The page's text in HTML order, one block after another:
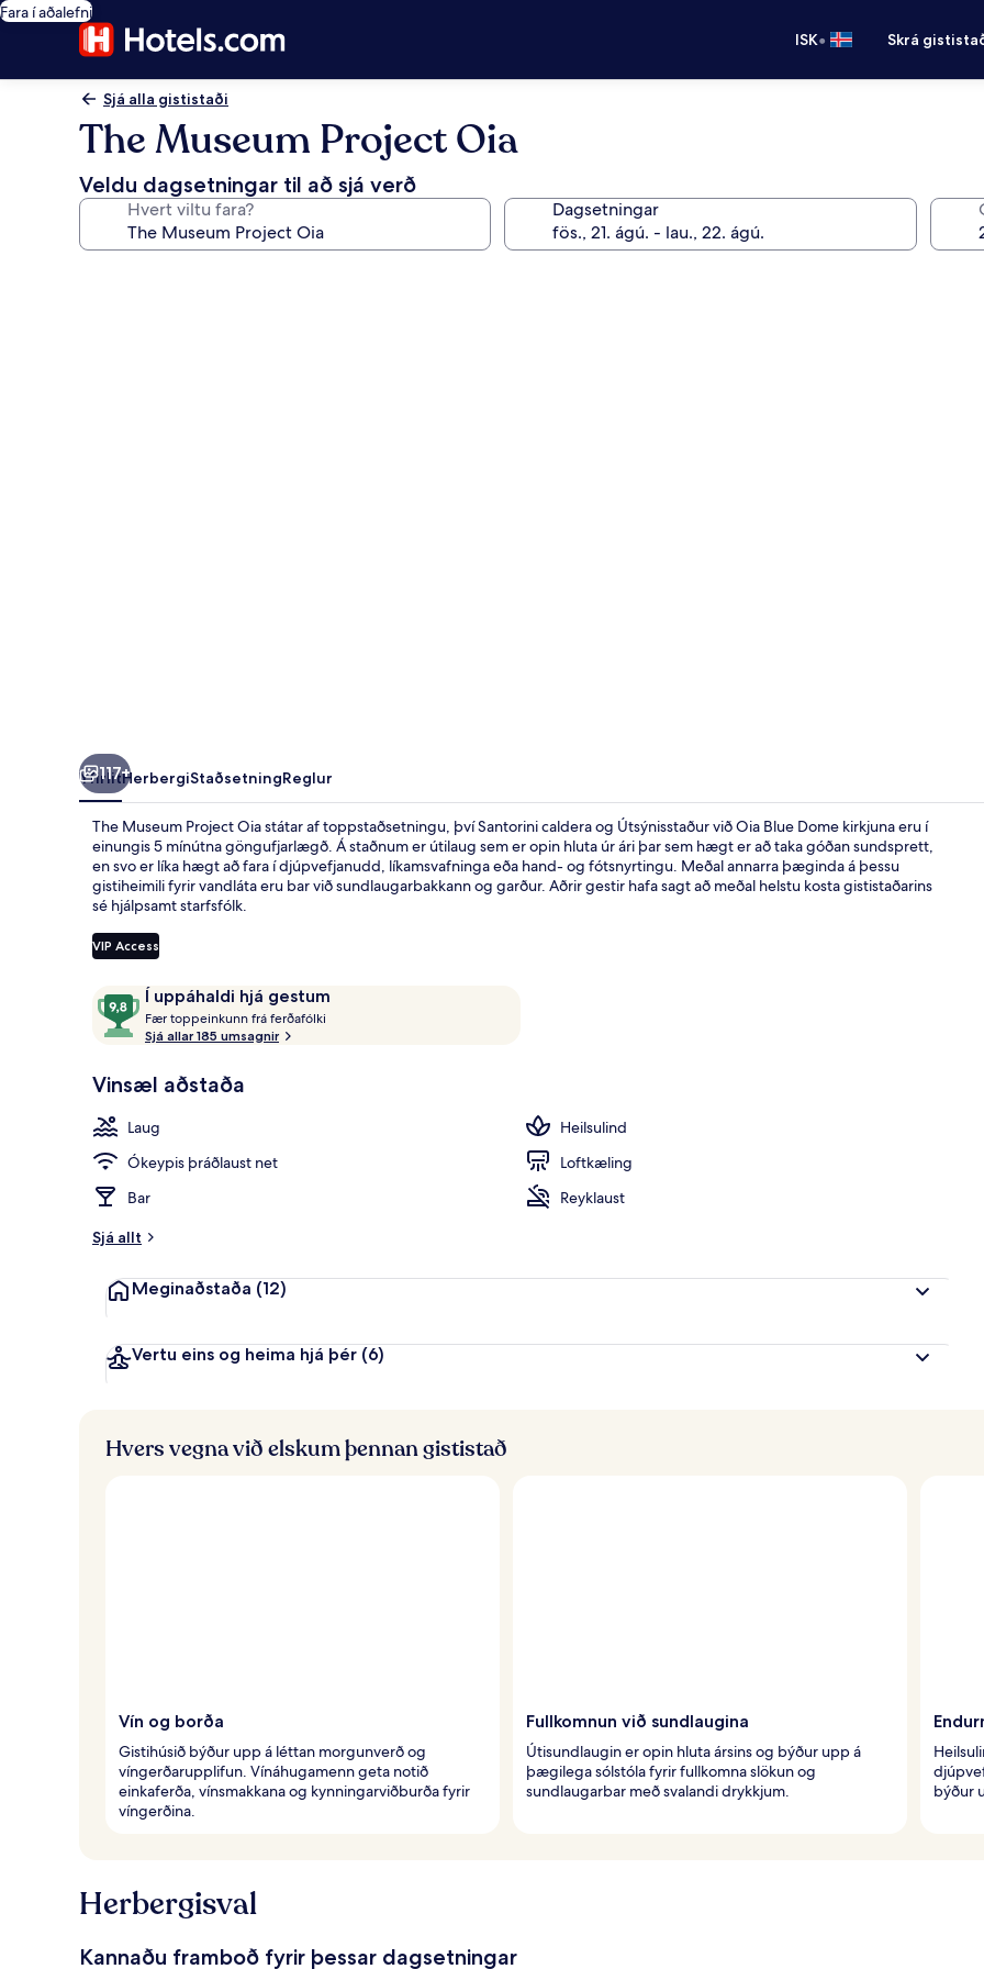
Fara í aðalefni
ISK• Skrá
Sjá alla gististaði
The Museum Project Oia
Veldu dagsetningar til að sjá verð
Hvert viltu fara? Dagsetningar
Deluxe Pool
117+
YfirlitHerbergiStaðsetningReglur
The Museum Project Oia státar af toppstaðsetningu, því Santorini caldera og Útsýnisstaður við Oia Blue Dome kirkjuna eru í
einungis 5 mínútna göngufjarlægð. Á staðnum er útilaug sem er opin hluta úr ári þar sem hægt er að taka góðan sundsprett,
en svo er líka hægt að fara í djúpvefjanudd, líkamsvafninga eða hand- og fótsnyrtingu. Meðal annarra þæginda á þessu
gistiheimili fyrir vandláta eru bar við sundlaugarbakkann og garður. Aðrir gestir hafa sagt að meðal helstu kosta gististaðarins
sé hjálpsamt starfsfólk.
VIP Access
UmsagnirÍ uppáhaldi hjá gestum
9,8
af
10,
uppáhaldi
gestum
Fær toppeinkunn frá ferðafólki
n
r
r
Sjá allar 185 umsagnir
Vinsæl aðstaða
Laug
Heilsulind
Ókeypis þráðlaust net
Loftkæling
Bar
Reyklaust
Sjá allt
Meginaðstaða (12)
Vertu eins og heima hjá þér (6)
Hvers vegna við elskum þennan gististað
Vín og borða
Gistihúsið býður upp á léttan morgunverð og
víngerðarupplifun. Vínáhugamenn geta notið
einkaferða, vínsmakkana og kynningarviðburða fyrir
víngerðina.
Fullkomnun við sundlaugina
Útisundlaugin er opin hluta ársins og býður upp á
þægilega sólstóla fyrir fullkomna slökun og
sundlaugarbar með svalandi drykkjum.
býður
Herbergisval
Kannaðu framboð fyrir þessar dagsetningar